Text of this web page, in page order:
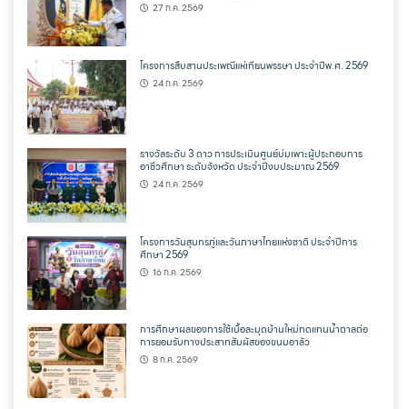
27 ก.ค. 2569
โครงการสืบสานประเพณีแห่เทียนพรรษา ประจำปีพ.ศ. 2569
24 ก.ค. 2569
รางวัลระดับ 3 ดาว การประเมินศูนย์บ่มเพาะผู้ประกอบการ
อาชีวศึกษา ระดับจังหวัด ประจำปีงบประมาณ 2569
24 ก.ค. 2569
โครงการวันสุนทรภู่และวันภาษาไทยแห่งชาติ ประจำปีการ
ศึกษา 2569
16 ก.ค. 2569
การศึกษาผลของการใช้เนื้อละมุดบ้านใหม่ทดแทนน้ำตาลต่อ
การยอมรับทางประสาทสัมผัสของขนมอาลัว
8 ก.ค. 2569